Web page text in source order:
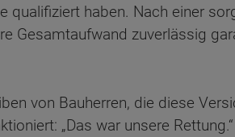
qualifiziert haben. Nach einer
Gesamtaufwand zuverlässig
von Bauherren, die diese
„Das war unsere